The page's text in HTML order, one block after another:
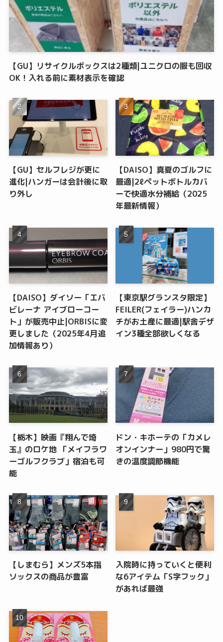
【GU】リサイクルボックスは2種類|ユニクロの服も回収
OK！入れる前に素材表示を確認
【GU】セルフレジが更に
進化|ハンガーは会計後に取
り外し
【DAISO】真夏のゴルフに
最適|2ℓペットボトルカバ
ーで快適水分補給（2025
年最新情報）
【DAISO】ダイソー「エバ
ビレーナ アイブローコー
ト」が販売中止|ORBISに変
更しました（2025年4月追
加情報あり）
【東京駅グランスタ限定】
FEILER(フェイラー)ハンカ
チがお土産に最適|駅舎デザ
イン3種全部欲しくなる
【栃木】映画『翔んで埼
玉』のロケ地 「メイフラワ
ーゴルフクラブ」宿泊も可
能
ドン・キホーテの「カメレ
オンインナー」980円で驚
きの温度調節機能
【しまむら】メンズ5本指
ソックスの商品が豊富
入院時に持っていくと便利
な6アイテム「S字フック」
があれば最強